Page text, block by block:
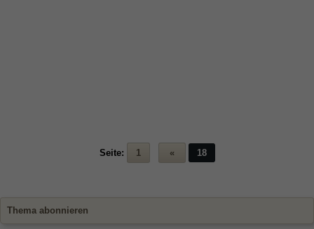
Seite: 1 « 18
Thema abonnieren